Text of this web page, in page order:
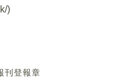
)
刊登報章